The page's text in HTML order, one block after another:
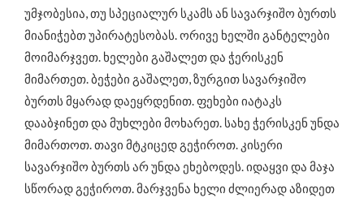
უმჯობესია, თუ სპეციალურ სკამს ან სავარჯიშო ბურთს
მიანიჭებთ უპირატესობას. ორივე ხელში განტელები
მოიმარჯვეთ. ხელები გაშალეთ და ჭერისკენ
მიმართეთ. ბეჭები გაშალეთ, ზურგით სავარჯიშო
ბურთს მყარად დაეყრდენით. ფეხები იატაკს
დააბჯინეთ და მუხლები მოხარეთ. სახე ჭერისკენ უნდა
მიმართოთ. თავი მტკიცედ გეჭიროთ. კისერი
სავარჯიშო ბურთს არ უნდა ეხებოდეს. იდაყვი და მაჯა
სწორად გეჭიროთ. მარჯვენა ხელი ძლიერად აზიდეთ